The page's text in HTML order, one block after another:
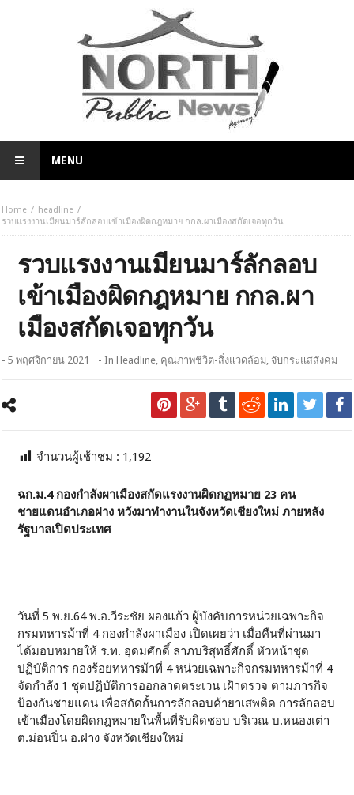
MENU
Home
headline
รวบแรงงานเมียนมาร์ลักลอบเข้าเมืองผิดกฎหมาย กกล.ผาเมืองสกัดเจอทุกวัน
รวบแรงงานเมียนมาร์ลักลอบ
เข้าเมืองผิดกฎหมาย กกล.ผา
เมืองสกัดเจอทุกวัน
- 5 พฤศจิกายน 2021 - InHeadline, คุณภาพชีวิต-สิ่งแวดล้อม, จับกระแสสังคม
จำนวนผู้เช้าชม : 1,192
ฉก.ม.4 กองกำลังผาเมืองสกัดแรงงานผิดกฏหมาย 23 คน
ชายแดนอำเภอฝาง หวังมาทำงานในจังหวัดเชียงใหม่ ภายหลัง
รัฐบาลเปิดประเทศ
วันที่ 5 พ.ย.64 พ.อ.วีระชัย ผองแก้ว ผู้บังคับการหน่วยเฉพาะกิจ
กรมทหารม้าที่ 4 กองกำลังผาเมือง เปิดเผยว่า เมื่อคืนที่ผ่านมา
ได้มอบหมายให้ ร.ท. อุดมศักดิ์ ลาภบริสุทธิ์ศักดิ์ หัวหน้าชุด
ปฏิบัติการ กองร้อยทหารม้าที่ 4 หน่วยเฉพาะกิจกรมทหารม้าที่ 4
จัดกำลัง 1 ชุดปฏิบัติการออกลาดตระเวน เฝ้าตรวจ ตามภารกิจ
ป้องกันชายแดน เพื่อสกัดกั้นการลักลอบค้ายาเสพติด การลักลอบ
เข้าเมืองโดยผิดกฎหมายในพื้นที่รับผิดชอบ บริเวณ บ.หนองเต่า
ต.ม่อนปิ่น อ.ฝาง จังหวัดเชียงใหม่